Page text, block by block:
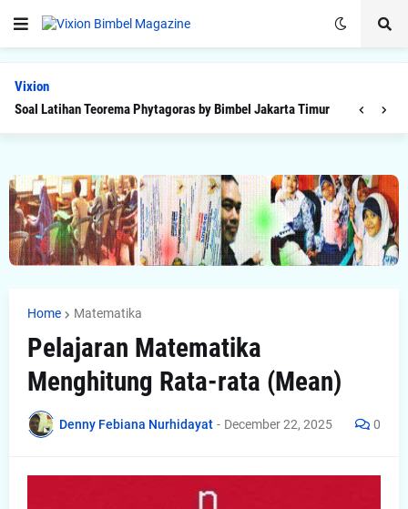
Vixion
Soal Latihan Teorema Phytagoras by Bimbel Jakarta Timur
Home Matematika
Pelajaran Matematika
Menghitung Rata-rata (Mean)
Denny Febiana Nurhidayat - December 22, 2025 0